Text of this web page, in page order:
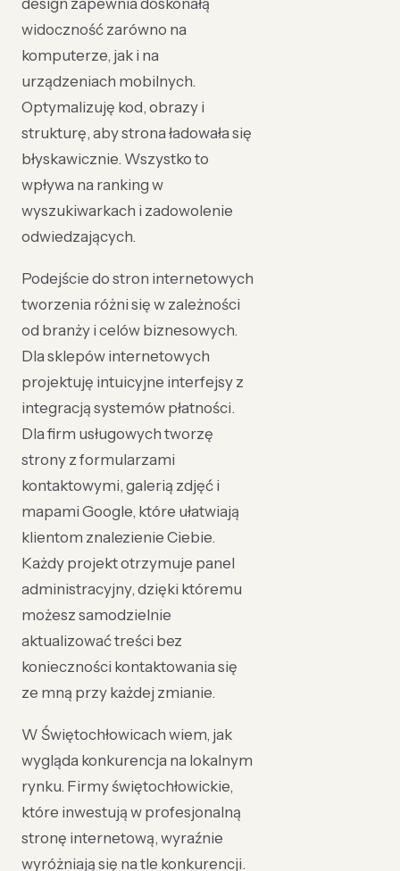
design zapewnia doskonałą
widoczność zarówno na
komputerze, jak i na
urządzeniach mobilnych.
Optymalizuję kod, obrazy i
strukturę, aby strona ładowała się
błyskawicznie. Wszystko to
wpływa na ranking w
wyszukiwarkach i zadowolenie
odwiedzających.
Podejście do stron internetowych
tworzenia różni się w zależności
od branży i celów biznesowych.
Dla sklepów internetowych
projektuję intuicyjne interfejsy z
integracją systemów płatności.
Dla firm usługowych tworzę
strony z formularzami
kontaktowymi, galerią zdjęć i
mapami Google, które ułatwiają
klientom znalezienie Ciebie.
Każdy projekt otrzymuje panel
administracyjny, dzięki któremu
możesz samodzielnie
aktualizować treści bez
konieczności kontaktowania się
ze mną przy każdej zmianie.
W Świętochłowicach wiem, jak
wygląda konkurencja na lokalnym
rynku. Firmy świętochłowickie,
które inwestują w profesjonalną
stronę internetową, wyraźnie
wyróżniają się na tle konkurencji.